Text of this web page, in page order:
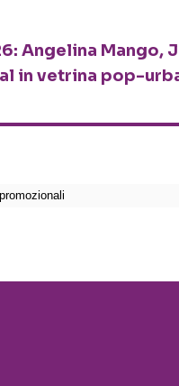
Angelina Mango,
in vetrina pop-